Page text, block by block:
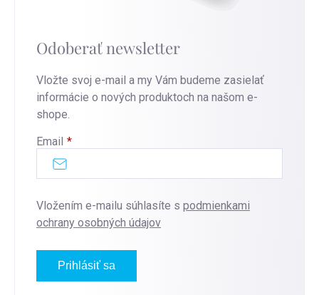
Odoberať newsletter
Vložte svoj e-mail a my Vám budeme zasielať
informácie o nových produktoch na našom e-
shope.
Email
Vložením e-mailu súhlasíte s podmienkami
ochrany osobných údajov
Prihlásiť sa